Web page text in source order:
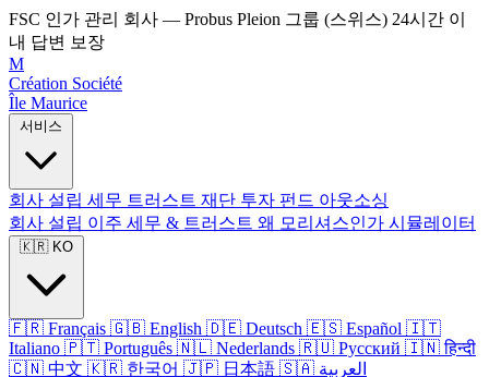
FSC 인가 관리 회사 — Probus Pleion 그룹 (스위스) 24시간 이
내 답변 보장
M
Création Société
Île Maurice
회사 설립 세무 트러스트 재단 투자 펀드 아웃소싱
회사 설립 이주 세무 & 트러스트 왜 모리셔스인가 시뮬레이터
🇫🇷 Français 🇬🇧 English 🇩🇪 Deutsch 🇪🇸 Español 🇮🇹
Italiano 🇵🇹 Português 🇳🇱 Nederlands 🇷🇺 Русский 🇮🇳 हिन्दी
🇨🇳 中文 🇰🇷 한국어 🇯🇵 日本語
🇸🇦 العربية